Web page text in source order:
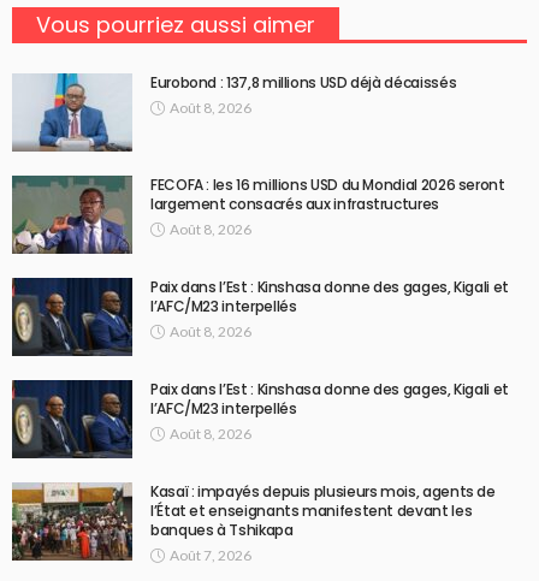
Vous pourriez aussi aimer
Eurobond : 137,8 millions USD déjà décaissés
Août 8, 2026
FECOFA : les 16 millions USD du Mondial 2026 seront
largement consacrés aux infrastructures
Août 8, 2026
Paix dans l’Est : Kinshasa donne des gages, Kigali et
l’AFC/M23 interpellés
Août 8, 2026
Paix dans l’Est : Kinshasa donne des gages, Kigali et
l’AFC/M23 interpellés
Août 8, 2026
Kasaï : impayés depuis plusieurs mois, agents de
l’État et enseignants manifestent devant les
banques à Tshikapa
Août 7, 2026